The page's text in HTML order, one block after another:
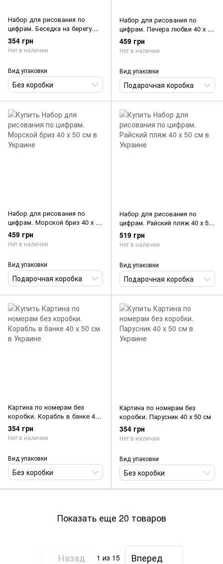
Набор для рисования по
цифрам. Беседка на берегу
моря 40 х 50 см (без коробки)
354 грн
Нет в наличии
Вид упаковки
Без коробки
Набор для рисования по
цифрам. Печера любви 40 х 50
см
459 грн
Нет в наличии
Вид упаковки
Подарочная коробка
Набор для рисования по
цифрам. Морской бриз 40 х 50
см
459 грн
Нет в наличии
Вид упаковки
Подарочная коробка
Набор для рисования по
цифрам. Райский пляж 40 х 50
см
519 грн
Нет в наличии
Вид упаковки
Подарочная коробка
Картина по номерам без
коробки. Корабль в банке 40
х 50 см
354 грн
Нет в наличии
Вид упаковки
Без коробки
Картина по номерам без
коробки. Парусник 40 х 50 см
354 грн
Нет в наличии
Вид упаковки
Без коробки
Показать еще 20 товаров
Назад 1 из 15 Вперед